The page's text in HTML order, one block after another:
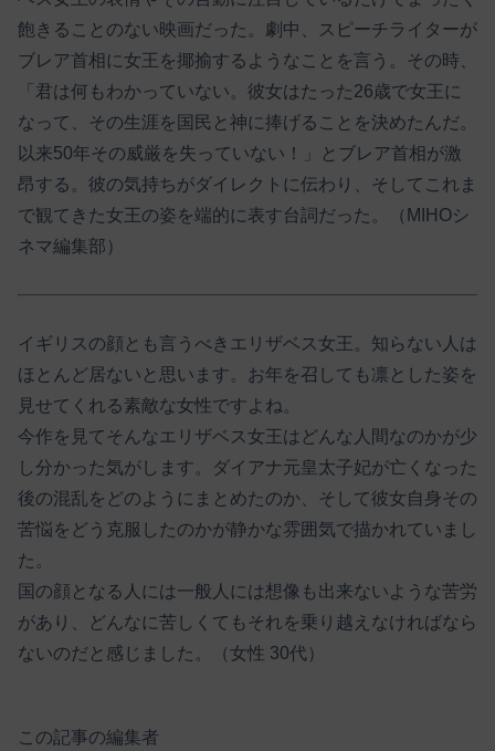
飽きることのない映画だった。劇中、スピーチライターが
ブレア首相に女王を揶揄するようなことを言う。その時、
「君は何もわかっていない。彼女はたった26歳で女王に
なって、その生涯を国民と神に捧げることを決めたんだ。
以来50年その威厳を失っていない！」とブレア首相が激
昂する。彼の気持ちがダイレクトに伝わり、そしてこれま
で観てきた女王の姿を端的に表す台詞だった。（MIHOシ
ネマ編集部）
イギリスの顔とも言うべきエリザベス女王。知らない人は
ほとんど居ないと思います。お年を召しても凛とした姿を
見せてくれる素敵な女性ですよね。
今作を見てそんなエリザベス女王はどんな人間なのかが少
し分かった気がします。ダイアナ元皇太子妃が亡くなった
後の混乱をどのようにまとめたのか、そして彼女自身その
苦悩をどう克服したのかが静かな雰囲気で描かれていまし
た。
国の顔となる人には一般人には想像も出来ないような苦労
があり、どんなに苦しくてもそれを乗り越えなければなら
ないのだと感じました。（女性 30代）
この記事の編集者